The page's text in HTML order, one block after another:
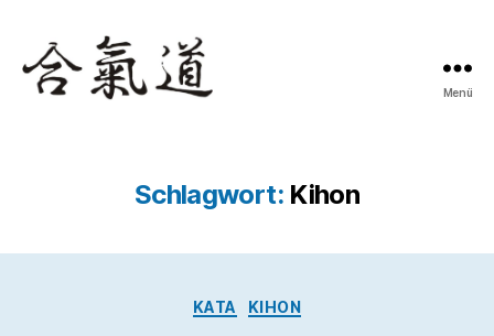
Menü
Schlagwort: Kihon
Kategorien
KATA KIHON